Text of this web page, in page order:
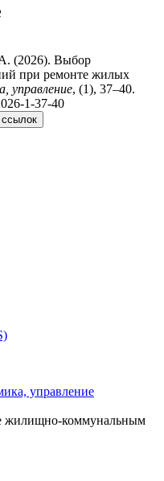
(2026). Выбор
при ремонте жилых
управление, (1), 37–40.
1-37-40
управление
жилищно-коммунальным